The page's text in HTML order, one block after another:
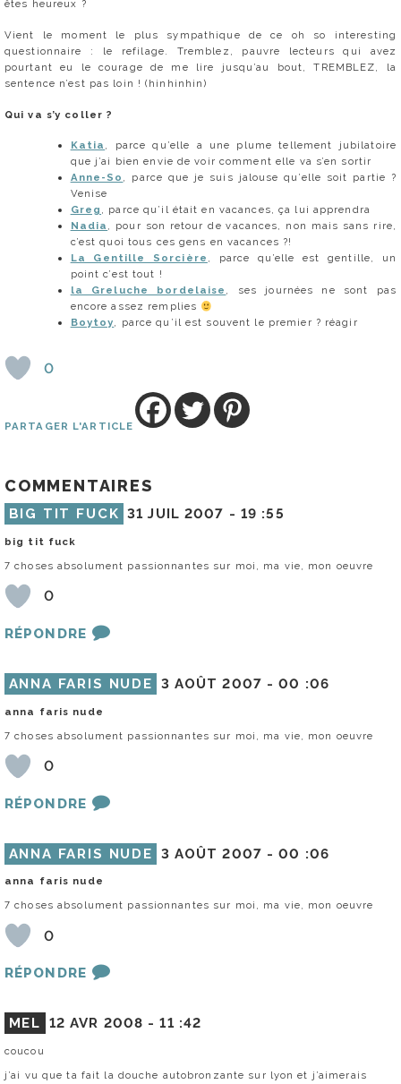
êtes heureux ?
Vient le moment le plus sympathique de ce oh so interesting
questionnaire : le refilage. Tremblez, pauvre lecteurs qui avez
pourtant eu le courage de me lire jusqu’au bout, TREMBLEZ, la
sentence n’est pas loin ! (hinhinhin)
Qui va s’y coller ?
Katia , parce qu’elle a une plume tellement jubilatoire
que j’ai bien envie de voir comment elle va s’en sortir
Anne-So , parce que je suis jalouse qu’elle soit partie ?
Venise
Greg , parce qu’il était en vacances, ça lui apprendra
Nadia , pour son retour de vacances, non mais sans rire,
c’est quoi tous ces gens en vacances ?!
La Gentille Sorcière , parce qu’elle est gentille, un
point c’est tout !
la Greluche bordelaise , ses journées ne sont pas
encore assez remplies
Boytoy, parce qu’il est souvent le premier ? réagir
0
PARTAGER L'ARTICLE
COMMENTAIRES
BIG TIT FUCK 31 JUIL 2007 - 19 :55
big tit fuck
7 choses absolument passionnantes sur moi, ma vie, mon oeuvre
0
RÉPONDRE
ANNA FARIS NUDE 3 AOÛT 2007 -00 :06
anna faris nude
7 choses absolument passionnantes sur moi, ma vie, mon oeuvre
0
RÉPONDRE
ANNA FARIS NUDE 3 AOÛT 2007 -00 :06
anna faris nude
7 choses absolument passionnantes sur moi, ma vie, mon oeuvre
0
RÉPONDRE
MEL 12 AVR 2008 -11 :42
coucou
j’ai vu que ta fait la douche autobronzante sur lyon et j’aimerais